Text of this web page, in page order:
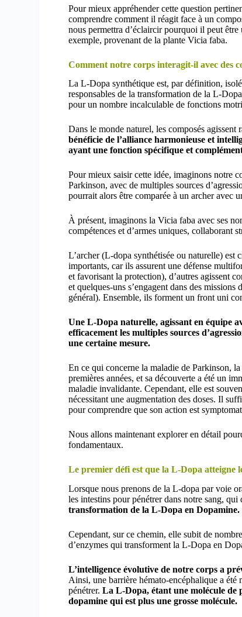
Pour mieux appréhender cette question
comprendre comment il réagit face à un
nous permettra d’éclaircir pourquoi il peut
exemple, provenant de la plante Vicia faba.
Comment notre corps interagit-il avec des
La L-Dopa synthétique est, par définition,
responsables de la transformation de la L-
pour un nombre incalculable de fonctions
Dans le monde naturel, les composés
bénéficie de l’alliance harmonieuse et
ayant une fonction spécifique et
Pour mieux saisir cette idée, imaginons notre
Parkinson, avec de multiples sources
pourrait alors être comparée à un archer avec
À présent, imaginons la Vicia faba avec ses
compétences et d’armes uniques, collaborant
L’archer (L-dopa synthétisée ou naturelle) est
importants, car ils assurent une défense
et favorisant la protection), d’autres agissent
et quelques-uns s’engagent dans des
général). Ensemble, ils forment un front uni
Une L-Dopa naturelle, agissant en équipe
efficacement les multiples sources
une certaine mesure.
En ce qui concerne la maladie de Parkinson,
premières années, et sa découverte a été un
maladie invalidante. Cependant, elle est
nécessitant une augmentation des doses. Il
pour comprendre que son action est
Nous allons maintenant explorer en détail
fondamentaux.
Le premier défi est que la L-Dopa atteigne
Lorsque nous prenons de la L-dopa par voie
les intestins pour pénétrer dans notre sang,
transformation de la L-Dopa en Dopamine.
Cependant, sur ce chemin, elle subit de
d’enzymes qui transforment la L-Dopa en
L’intelligence évolutive de notre corps a
Ainsi, une barrière hémato-encéphalique a
pénétrer.La L-Dopa, étant une molécule de
dopamine qui est plus une grosse molécule.